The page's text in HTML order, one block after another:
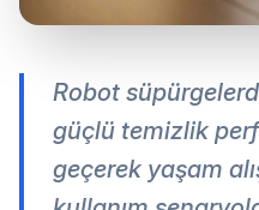
Robot
güçlü temizlik
geçerek yaşam